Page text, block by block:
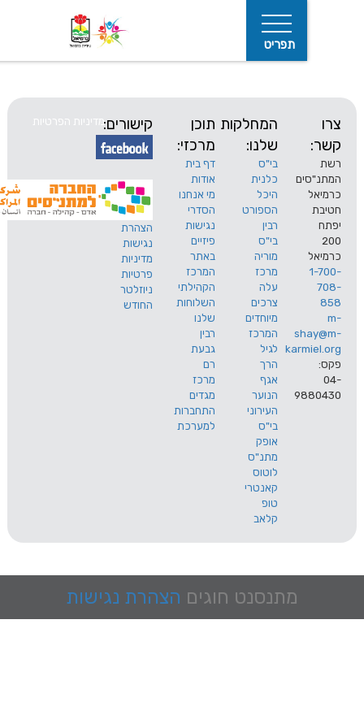
המחלקות
שלנו:
בי"ס
כלנית
היכל
הספורט
רבין
בי"ס
מוריה
מרכז
עלה
צרכים
מיוחדים
המרכז
לגיל
הרך
אגף
הנוער
תוכן
מרכזי:
דף בית
אודות
מי אנחנו
הסדרי
נגישות
פיזיים
באתר
המרכז
הקהילתי
השלוחות
שלנו
רבין
גבעת
רם
מרכז
מגדים
התחברות
למערכת
קישורים:
הצהרת
נגישות
מדיניות
פרטיות
ניוזלטר
החודש
מדיניות הפרטיות
מתנסנט חוגים הצהרת נגישות